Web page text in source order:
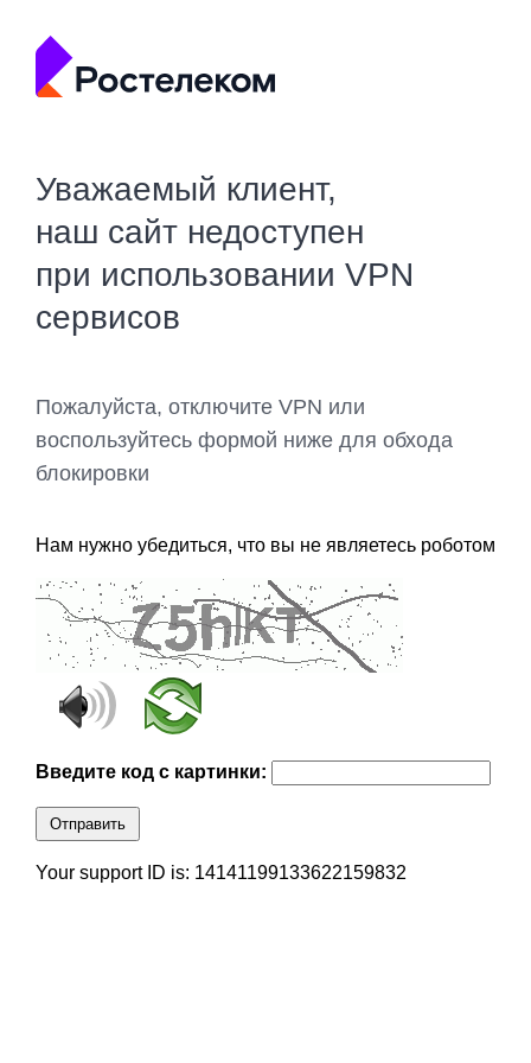
Уважаемый клиент,
наш сайт недоступен
при использовании VPN
сервисов
Пожалуйста, отключите VPN или
воспользуйтесь формой ниже для обхода
блокировки
Нам нужно убедиться, что вы не являетесь роботом
Введите код с картинки:
Отправить
Your support ID is: 14141199133622159832